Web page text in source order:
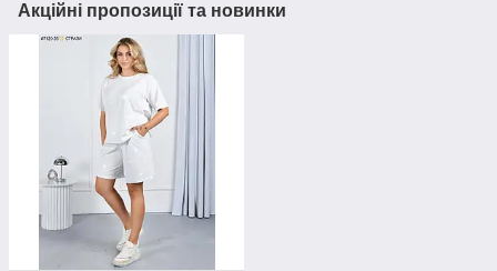
Акційні пропозиції та новинки